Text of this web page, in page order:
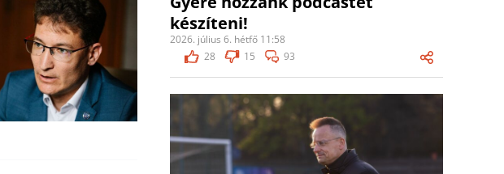
készíteni!
2026. július 6. hétfő 11:58
28
15 93